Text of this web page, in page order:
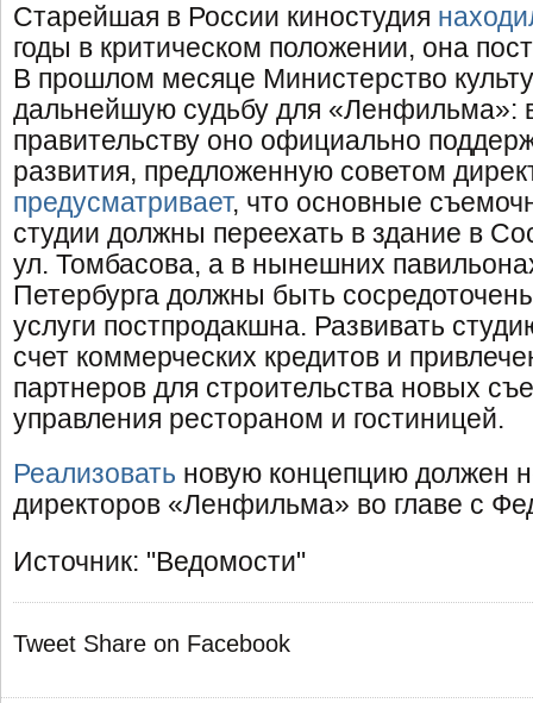
Старейшая в России киностудия
годы в критическом положении, она
В прошлом месяце Министерство
дальнейшую судьбу для «Ленфильма»:
правительству оно официально
развития, предложенную советом
предусматривает, что основные
студии должны переехать в здание в
ул. Томбасова, а в нынешних
Петербурга должны быть
услуги постпродакшна. Развивать
счет коммерческих кредитов и
партнеров для строительства новых
управления рестораном и гостиницей.
Реализовать новую концепцию должен
директоров «Ленфильма» во главе с
Источник: "Ведомости"
Tweet Share on Facebook